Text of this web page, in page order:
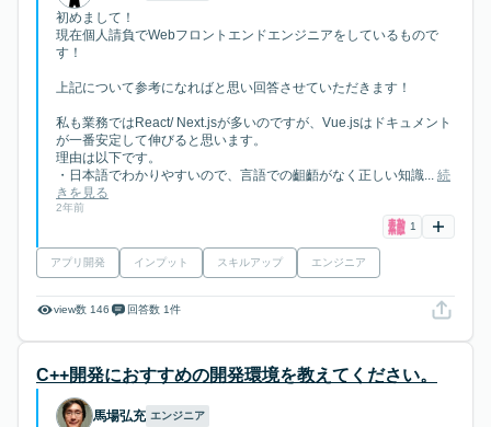
初めまして！
現在個人請負でWebフロントエンドエンジニアをしているもので
す！
上記について参考になればと思い回答させていただきます！
私も業務ではReact/ Next.jsが多いのですが、Vue.jsはドキュメント
が一番安定して伸びると思います。
理由は以下です。
・日本語でわかりやすいので、言語での齟齬がなく正しい知識... 続
きを見る
2年前
1
アプリ開発 インプット スキルアップ エンジニア
view数 146 回答数 1件
C++開発におすすめの開発環境を教えてください。
馬場弘充 エンジニア